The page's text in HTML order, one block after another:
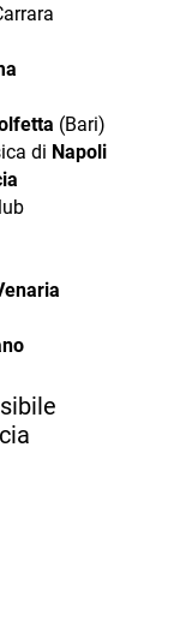
(Bari)
di Napoli